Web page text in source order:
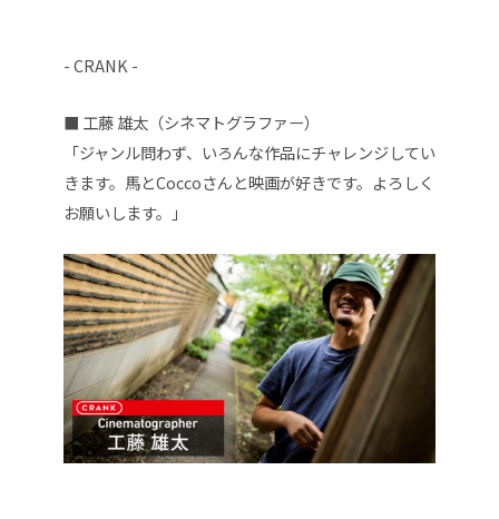
- CRANK -
■ 工藤 雄太（シネマトグラファー）
「ジャンル問わず、いろんな作品にチャレンジしてい
きます。馬とCoccoさんと映画が好きです。よろしく
お願いします。
」